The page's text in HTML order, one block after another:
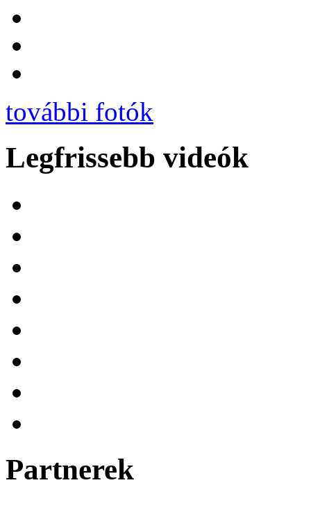
további fotók
Legfrissebb videók
Partnerek